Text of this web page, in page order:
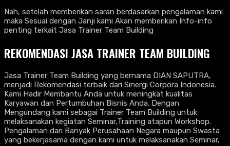
Nah, setelah memberikan saran berdasarkan pengalaman kami
maka Sesuai dengan Janji kami Akan memberikan Info-info
penting terkait Jasa Trainer Team Building
REKOMENDASI JASA TRAINER TEAM BUILDING
Jasa Trainer Team Building yang bernama DIAN SAPUTRA,
menjadi Rekomendasi terbaik dari Sinergi Corpora Indonesia.
Kami Hadir Membantu Anda untuk meningkat kualitas
Karyawan dan Pertumbuhan Bisnis Anda. Dengan
Mengundang kami sebagai Trainer Team Building untuk
melaksanakan kegiatan Seminar,Training atapun Workshop.
Pengalaman dari Banyak Perusahaan Negara maupun Swasta
yang bekerjasama dengan kami untuk melaksanakan Seminar,